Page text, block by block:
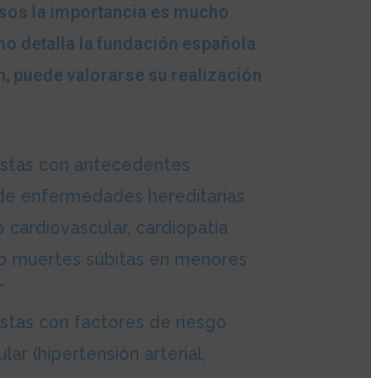
la importancia es mucho
detalla la fundación española
puede valorarse su realización
con antecedentes
enfermedades hereditarias
cardiovascular, cardiopatía
muertes súbitas en menores
con factores de riesgo
(hipertensión arterial,